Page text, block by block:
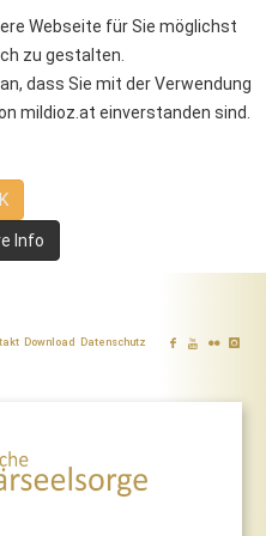
Webseite für Sie möglichst
zu gestalten.
dass Sie mit der Verwendung
mildioz.at einverstanden sind.
Info
Download Datenschutz